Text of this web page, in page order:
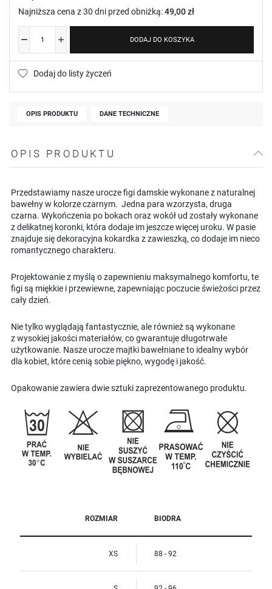
Najniższa cena z 30 dni przed obniżką:49,00 zł
DODAJ DO KOSZYKA
Dodaj do listy życzeń
OPIS PRODUKTU DANE TECHNICZNE
OPIS PRODUKTU
Przedstawiamy nasze urocze figi damskie wykonane z naturalnej
bawełny w kolorze czarnym. Jedna para wzorzysta, druga
czarna. Wykończenia po bokach oraz wokół ud zostały wykonane
z delikatnej koronki, która dodaje im jeszcze więcej uroku. W pasie
znajduje się dekoracyjna kokardka z zawieszką, co dodaje im nieco
romantycznego charakteru.
Projektowanie z myślą o zapewnieniu maksymalnego komfortu, te
figi są miękkie i przewiewne, zapewniając poczucie świeżości przez
cały dzień.
Nie tylko wyglądają fantastycznie, ale również są wykonane
z wysokiej jakości materiałów, co gwarantuje długotrwałe
użytkowanie. Nasze urocze majtki bawełniane to idealny wybór
dla kobiet, które cenią sobie piękno, wygodę i jakość.
Opakowanie zawiera dwie sztuki zaprezentowanego produktu.
ROZMIAR BIODRA
XS 88 - 92